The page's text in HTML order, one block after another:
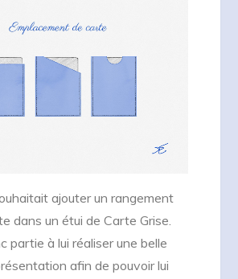
ajouter un rangement
dans un étui de Carte Grise.
partie à lui réaliser une belle
afin de pouvoir lui